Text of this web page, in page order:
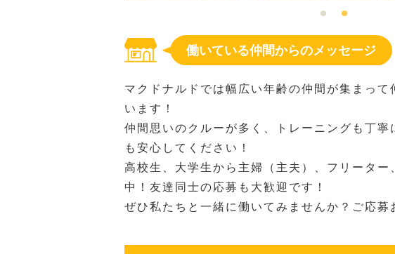
働いている仲間からのメッセージ
マクドナルドでは幅広い年齢の仲間が集まって
います！
仲間思いのクルーが多く、トレーニングも丁寧
も安心してください！
高校生、大学生から主婦（主夫）、フリーター
中！友達同士の応募も大歓迎です！
ぜひ私たちと一緒に働いてみませんか？ご応募